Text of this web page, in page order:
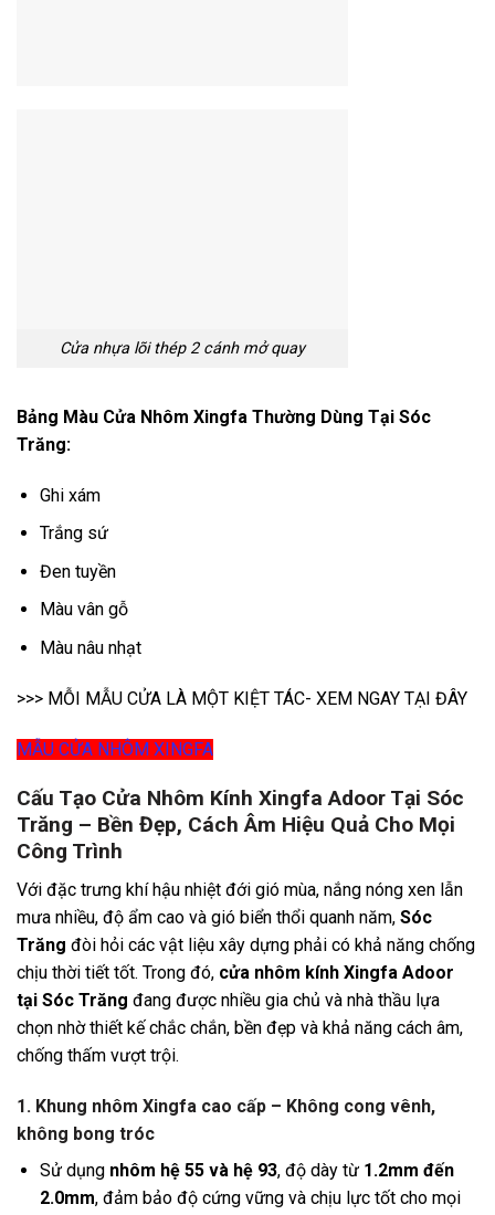
Cửa nhựa lõi thép 2 cánh mở quay
Bảng Màu Cửa Nhôm Xingfa Thường Dùng Tại Sóc
Trăng:
Ghi xám
Trắng sứ
Đen tuyền
Màu vân gỗ
Màu nâu nhạt
>>> MỖI MẪU CỬA LÀ MỘT KIỆT TÁC- XEM NGAY TẠI ĐÂY
MẪU CỬA NHÔM XINGFA
Cấu Tạo Cửa Nhôm Kính Xingfa Adoor Tại Sóc
Trăng – Bền Đẹp, Cách Âm Hiệu Quả Cho Mọi
Công Trình
Với đặc trưng khí hậu nhiệt đới gió mùa, nắng nóng xen lẫn
mưa nhiều, độ ẩm cao và gió biển thổi quanh năm, Sóc
Trăng đòi hỏi các vật liệu xây dựng phải có khả năng chống
chịu thời tiết tốt. Trong đó, cửa nhôm kính Xingfa Adoor
tại Sóc Trăng đang được nhiều gia chủ và nhà thầu lựa
chọn nhờ thiết kế chắc chắn, bền đẹp và khả năng cách âm,
chống thấm vượt trội.
1. Khung nhôm Xingfa cao cấp – Không cong vênh,
không bong tróc
Sử dụng nhôm hệ 55 và hệ 93, độ dày từ 1.2mm đến
2.0mm, đảm bảo độ cứng vững và chịu lực tốt cho mọi